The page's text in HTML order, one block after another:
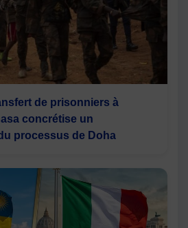
de prisonniers à
concrétise un
processus de Doha